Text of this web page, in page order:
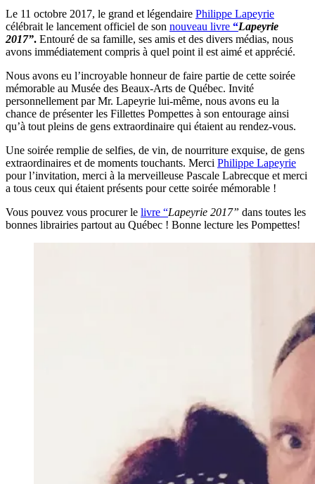
Le 11 octobre 2017, le grand et légendaire Philippe Lapeyrie
célébrait le lancement officiel de son nouveau livre “Lapeyrie
2017”. Entouré de sa famille, ses amis et des divers médias, nous
avons immédiatement compris à quel point il est aimé et apprécié.
Nous avons eu l’incroyable honneur de faire partie de cette soirée
mémorable au Musée des Beaux-Arts de Québec. Invité
personnellement par Mr. Lapeyrie lui-même, nous avons eu la
chance de présenter les Fillettes Pompettes à son entourage ainsi
qu’à tout pleins de gens extraordinaire qui étaient au rendez-vous.
Une soirée remplie de selfies, de vin, de nourriture exquise, de gens
extraordinaires et de moments touchants. Merci Philippe Lapeyrie
pour l’invitation, merci à la merveilleuse Pascale Labrecque et merci
a tous ceux qui étaient présents pour cette soirée mémorable !
Vous pouvez vous procurer le livre “Lapeyrie 2017” dans toutes les
bonnes librairies partout au Québec ! Bonne lecture les Pompettes!